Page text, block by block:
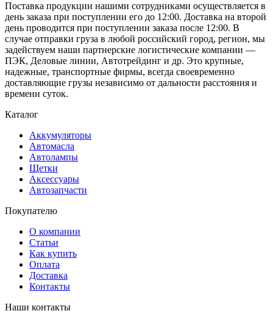
Поставка продукции нашими сотрудниками осуществляется в
день заказа при поступлении его до 12:00. Доставка на второй
день проводится при поступлении заказа после 12:00. В
случае отправки груза в любой российский город, регион, мы
задействуем наши партнерские логистические компании —
ПЭК, Деловые линии, Автотрейдинг и др. Это крупные,
надежные, транспортные фирмы, всегда своевременно
доставляющие грузы независимо от дальности расстояния и
времени суток.
Каталог
Аккумуляторы
Автомасла
Автолампы
Щетки
Аксессуары
Автозапчасти
Покупателю
О компании
Статьи
Как купить
Оплата
Доставка
Контакты
Наши контакты